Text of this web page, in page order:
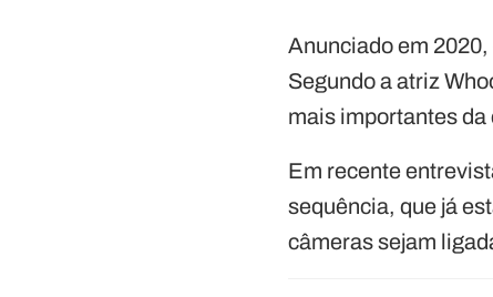
Anunciado em 2020,
Segundo a atriz
mais importantes da
Em recente
sequência, que já
câmeras sejam